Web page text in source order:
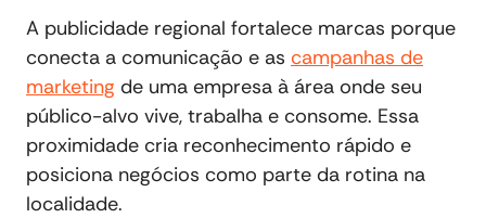
A publicidade regional fortalece marcas porque
conecta a comunicação e as campanhas de
marketing de uma empresa à área onde seu
público-alvo vive, trabalha e consome. Essa
proximidade cria reconhecimento rápido e
posiciona negócios como parte da rotina na
localidade.